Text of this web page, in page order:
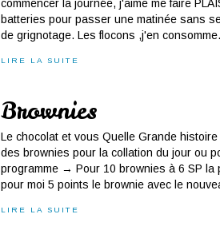
commencer la journée, j'aime me faire
batteries pour passer une matinée sans
de grignotage. Les flocons ,j'en
LIRE LA SUITE
Brownies
Le chocolat et vous Quelle Grande
des brownies pour la collation du jour ou
programme → Pour 10 brownies à 6 SP la
pour moi 5 points le brownie avec le
LIRE LA SUITE